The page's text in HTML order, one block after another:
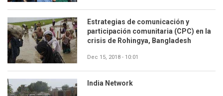
Estrategias de comunicación y
participación comunitaria (CPC) en la
crisis de Rohingya, Bangladesh
Dec 15, 2018 - 10:01
India Network